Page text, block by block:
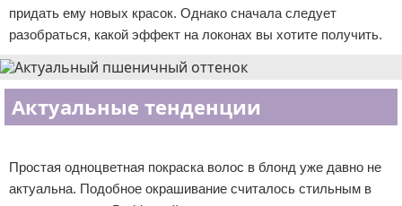
Уход за волосами
Уход за ногтями
Макияж
Парфюмерия
Условия предоставления информации
Отказ от ответственности
придать ему новых красок. Однако сначала следует
разобраться, какой эффект на локонах вы хотите получить.
Актуальные тенденции
Простая одноцветная покраска волос в блонд уже давно не
актуальна. Подобное окрашивание считалось стильным в